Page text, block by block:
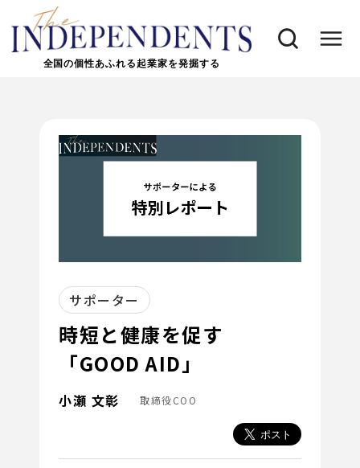
全国の個性あふれる起業家を発掘する
サポーター
時短と健康を促す
「GOOD AID」
小瀬 文彰 取締役COO